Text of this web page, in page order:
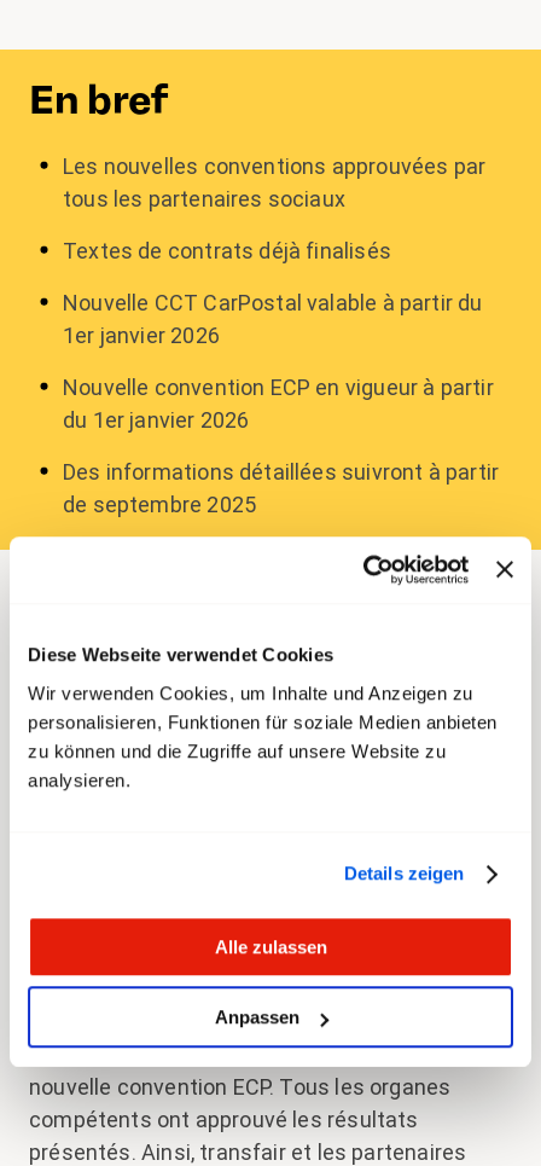
Diese Webseite verwendet Cookies
Wir verwenden Cookies, um Inhalte und Anzeigen zu
personalisieren, Funktionen für soziale Medien anbieten
zu können und die Zugriffe auf unsere Website zu
analysieren.
Details zeigen
Alle zulassen
Anpassen
En bref
Les nouvelles conventions approuvées par
tous les partenaires sociaux
Textes de contrats déjà finalisés
Nouvelle CCT CarPostal valable à partir du
1er janvier 2026
Nouvelle convention ECP en vigueur à partir
du 1er janvier 2026
Des informations détaillées suivront à partir
de septembre 2025
négociations
L'actuelle convention collective de travail ( CCT )
CarPostal et l'actuelle convention des
entrepreneurs CarPostal ( ECP ) arrivent à
transfair ainsi que de syndicom et de CarPostal
ont commencé à renégocier les conventions en
décembre 2024. Après des négociations
constructives, un résultat a pu être obtenu à la
mi-avril 2025, après presque cinq mois, pour la
CCT CarPostal 2026 et un autre pour une
nouvelle convention ECP. Tous les organes
compétents ont approuvé les résultats
présentés. Ainsi, transfair et les partenaires